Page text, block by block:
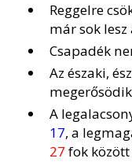
Reggelre
már sok lesz
Csapadék
Az északi,
A
17, a
27 fok